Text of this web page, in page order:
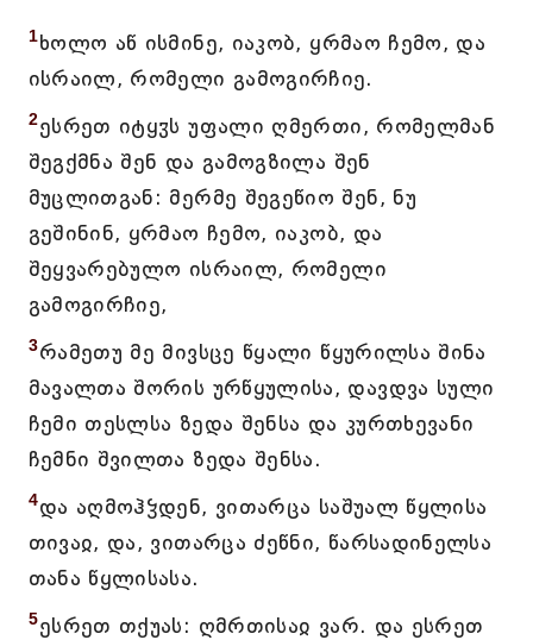
1ხოლო აწ ისმინე, იაკობ, ყრმაო ჩემო, და
ისრაილ, რომელი გამოგირჩიე.
2ესრეთ იტყჳს უფალი ღმერთი, რომელმან
შეგქმნა შენ და გამოგზილა შენ
მუცლითგან: მერმე შეგეწიო შენ, ნუ
გეშინინ, ყრმაო ჩემო, იაკობ, და
შეყვარებულო ისრაილ, რომელი
გამოგირჩიე,
3რამეთუ მე მივსცე წყალი წყურილსა შინა
მავალთა შორის ურწყულისა, დავდვა სული
ჩემი თესლსა ზედა შენსა და კურთხევანი
ჩემნი შვილთა ზედა შენსა.
4და აღმოჰჴდენ, ვითარცა საშუალ წყლისა
თივაჲ, და, ვითარცა ძეწნი, წარსადინელსა
თანა წყლისასა.
5ესრეთ თქუას: ღმრთისაჲ ვარ. და ესრეთ